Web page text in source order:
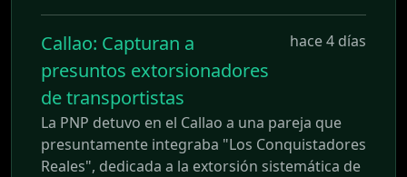
Callao: Capturan a
presuntos extorsionadores
de transportistas
hace 4 días
La PNP detuvo en el Callao a una pareja que
presuntamente integraba "Los Conquistadores
Reales", dedicada a la extorsión sistemática de